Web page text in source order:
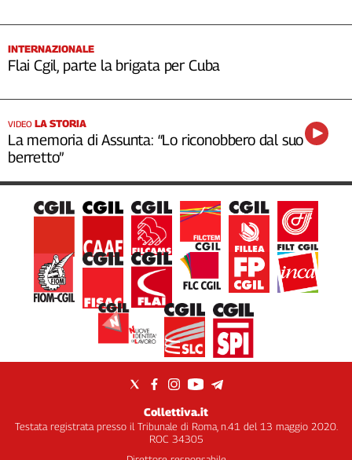
INTERNAZIONALE
Flai Cgil, parte la brigata per Cuba
VIDEO LA STORIA
La memoria di Assunta: “Lo riconobbero dal suo
berretto”
Collettiva.it
Testata registrata presso il Tribunale di Roma, n.41 del 13 maggio 2020.
ROC 34305